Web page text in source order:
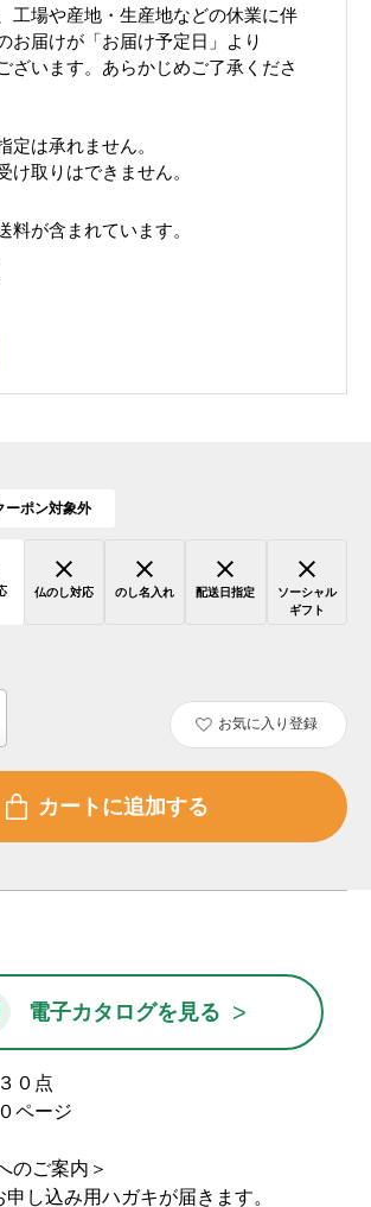
工場や産地・生産地などの休業に伴
お届けが「お届け予定日」より
ざいます。あらかじめご了承くださ
は承れません。
取りはできません。
料が含まれています。
ーポン対象外
仏のし対応 のし名入れ 配送日指定
ソーシャル
ギフト
お気に入り登録
電子カタログを見る >
０点
ページ
のご案内＞
し込み用ハガキが届きます。